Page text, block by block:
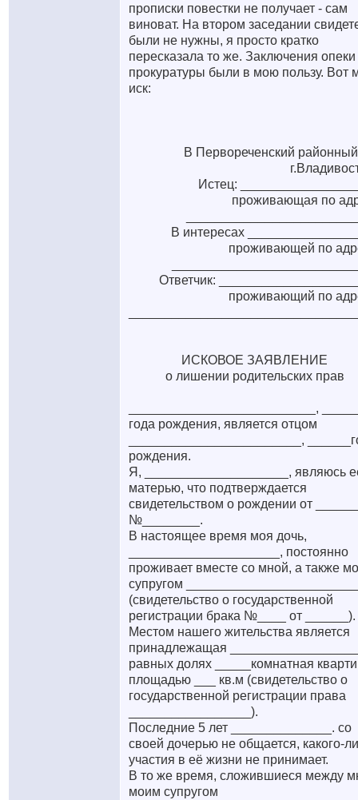
прописки повестки не получает - сам
виноват. На втором заседании
были не нужны, я просто кратко
пересказала то же. Заключения опеки
прокуратуры были в мою пользу. Вот
иск:
В Первореченский
Истец:
проживающая по
В интересах
проживающей по
Ответчик:
проживающий по
ИСКОВОЕ ЗАЯВЛЕНИЕ
о лишении родительских прав
__________________________, _____
года рождения, является отцом
________________________,
рождения.
Я, ____________________, являюсь
матерью, что подтверждается
свидетельством о рождении от ______
№________.
В настоящее время моя дочь,
_____________________, постоянно
проживает вместе со мной, а также
супругом
(свидетельство о государственной
регистрации брака №____ от ______).
Местом нашего жительства является
принадлежащая
равных долях _____комнатная
площадью ___ кв.м (свидетельство о
государственной регистрации права
_________________).
Последние 5 лет ______________. со
своей дочерью не общается, какого-
участия в её жизни не принимает.
В то же время, сложившиеся между
моим супругом